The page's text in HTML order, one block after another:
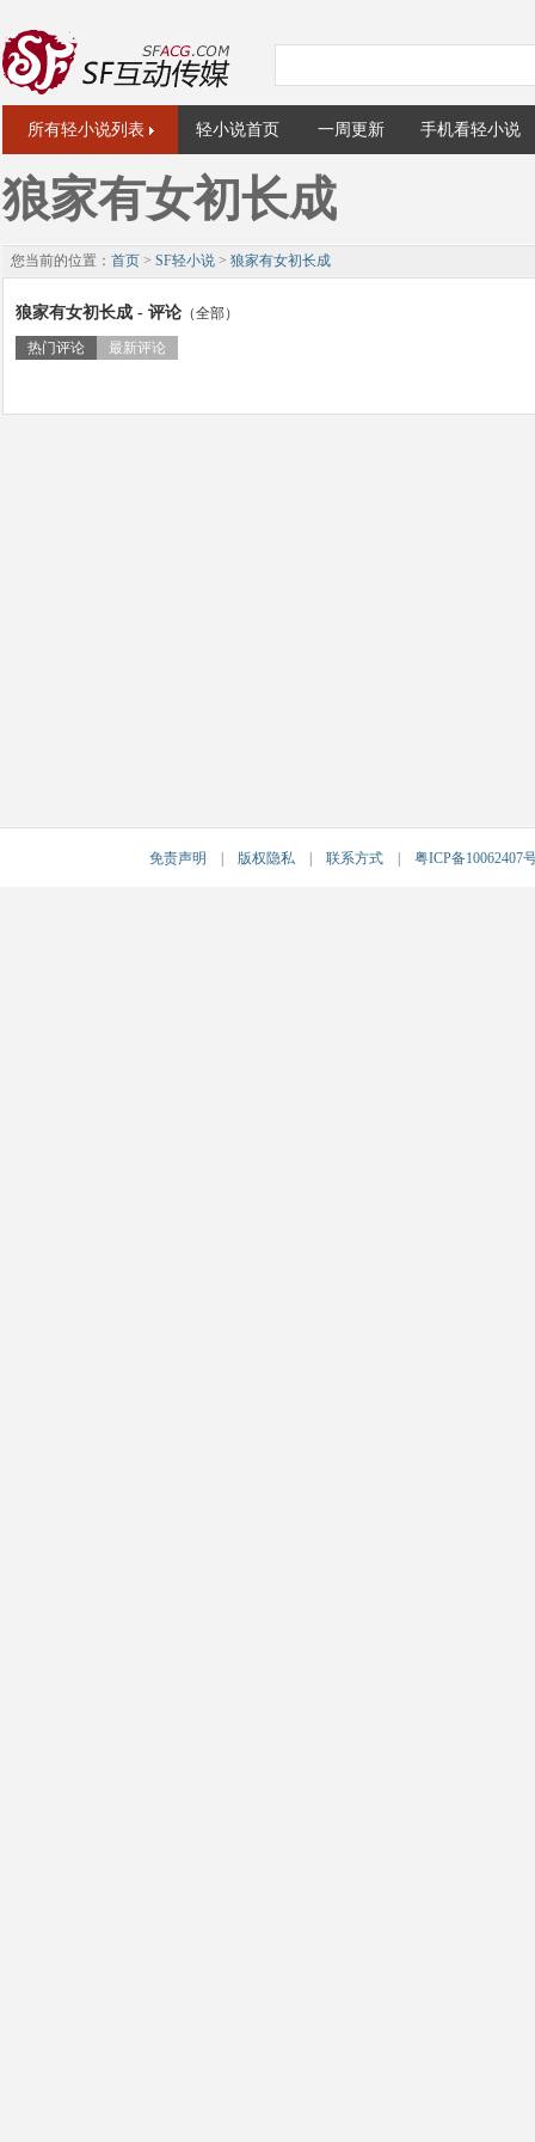
所有轻小说列表 轻小说首页 一周更新 手机看轻小说
狼家有女初长成
您当前的位置： 首页 > SF轻小说 > 狼家有女初长成
狼家有女初长成 - 评论 （全部）
热门评论 最新评论
免责声明 版权隐私 联系方式 粤ICP备10062407